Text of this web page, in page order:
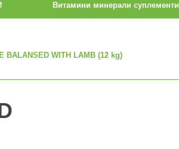
Витамини минерали суплементи
BALANSED WITH LAMB (12 kg)